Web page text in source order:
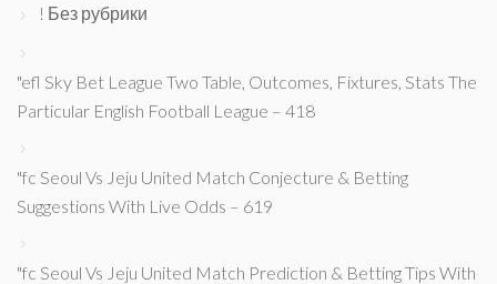
! Без рубрики
"efl Sky Bet League Two Table, Outcomes, Fixtures, Stats The
Particular English Football League – 418
"fc Seoul Vs Jeju United Match Conjecture & Betting
Suggestions With Live Odds – 619
"fc Seoul Vs Jeju United Match Prediction & Betting Tips With